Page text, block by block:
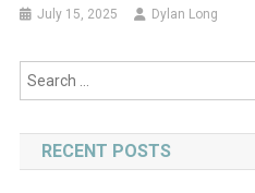
July 15, 2025 Dylan Long
RECENT POSTS